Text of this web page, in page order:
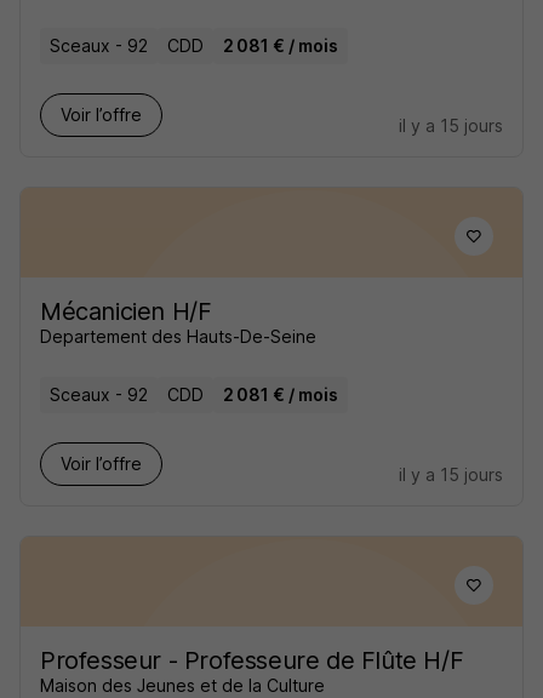
Sceaux - 92 CDD 2 081 € / mois
Voir l’offre
il y a 15 jours
Mécanicien H/F
Departement des Hauts-De-Seine
Sceaux - 92 CDD 2 081 € / mois
Voir l’offre
il y a 15 jours
Professeur - Professeure de Flûte H/F
Maison des Jeunes et de la Culture